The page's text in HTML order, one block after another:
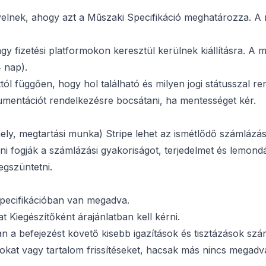
ahogy azt a Műszaki Specifikáció meghatározza. A
fizetési platformokon keresztül kerülnek kiállításra. A
nap).
függően, hogy hol található és milyen jogi státusszal
rendelkezésre bocsátani, ha mentességet kér.
megtartási munka) Stripe lehet az ismétlődő
fogják a számlázási gyakoriságot, terjedelmet és
van megadva.
Kiegészítőként árajánlatban kell kérni.
a befejezést követő kisebb igazítások és tisztázások
vagy tartalom frissítéseket, hacsak más nincs